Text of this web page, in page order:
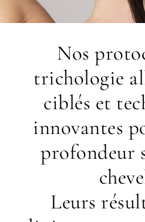
Nos
trichologie
ciblés et
innovantes
profondeur
Leurs